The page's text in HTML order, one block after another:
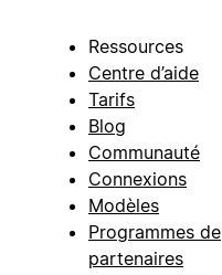
Ressources
Centre d’aide
Tarifs
Blog
Communauté
Connexions
Modèles
Programmes de
partenaires